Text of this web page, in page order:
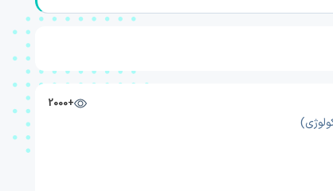
+2000